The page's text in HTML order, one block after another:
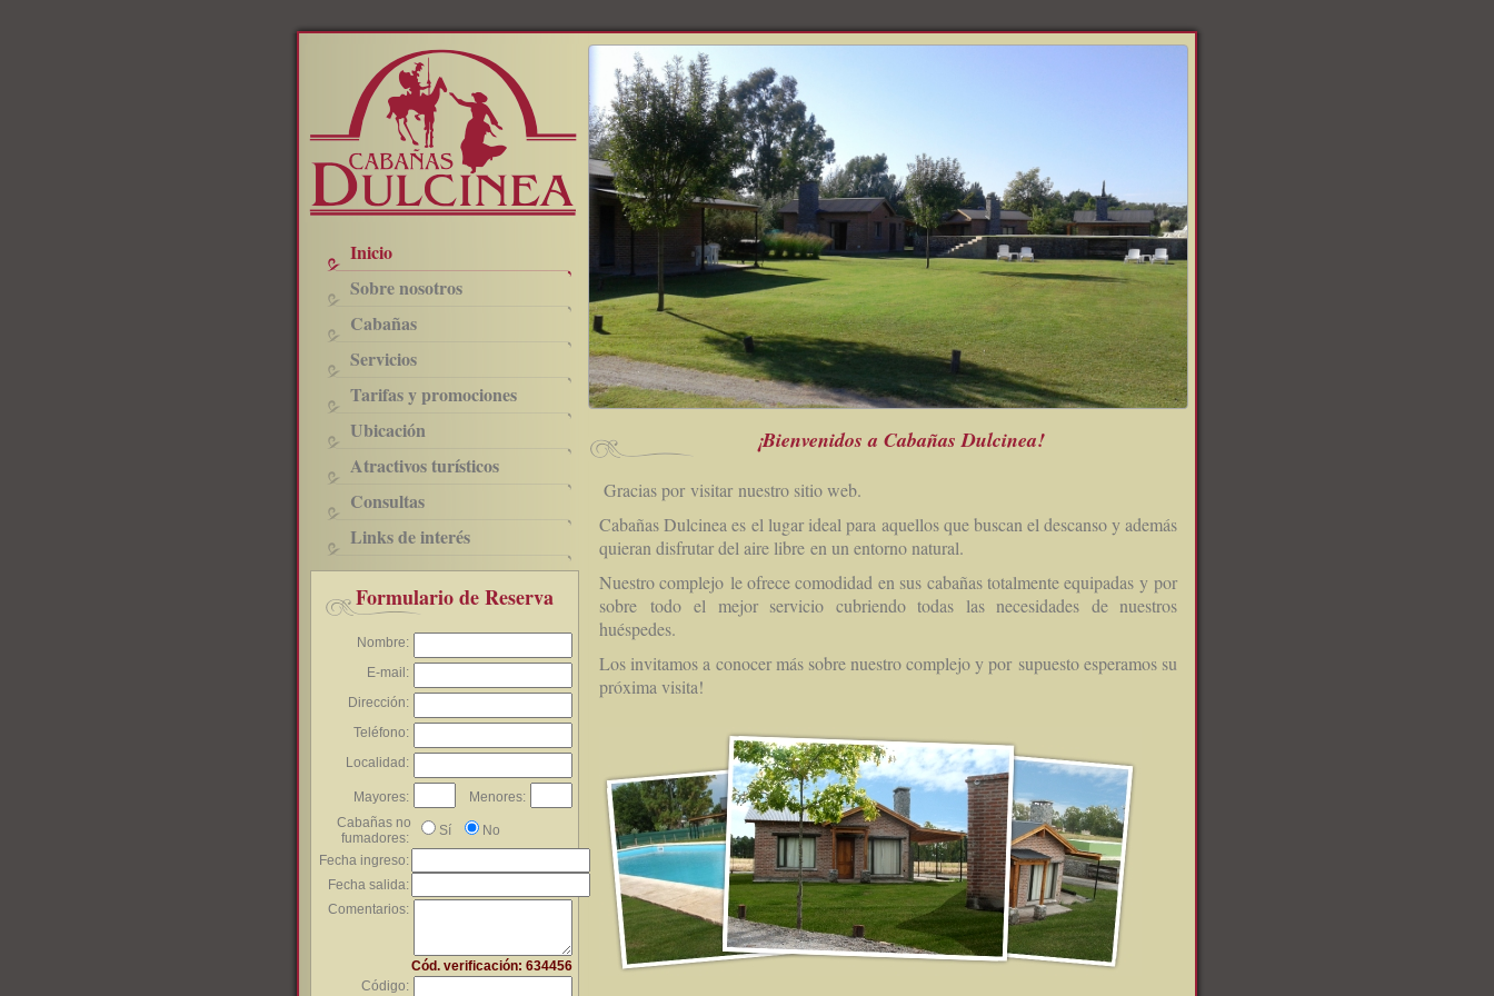
Inicio
Sobre nosotros
Cabañas
Servicios
Tarifas y promociones
Ubicación
Atractivos turísticos
Consultas
Links de interés
Formulario de Reserva
Nombre:
E-mail:
Dirección:
Teléfono:
Localidad:
Mayores:
Menores:
Cabañas no
fumadores:
Sí
No
Fecha ingreso:
Fecha salida:
Comentarios:
Cód. verificación: 634456
Código:
¡Bienvenidos a Cabañas Dulcinea!
Gracias por visitar nuestro sitio web.
Cabañas Dulcinea es el lugar ideal para aquellos que buscan el descanso y además
quieran disfrutar del aire libre en un entorno natural.
Nuestro complejo le ofrece comodidad en sus cabañas totalmente equipadas y por
sobre todo el mejor servicio cubriendo todas las necesidades de nuestros
huéspedes.
Los invitamos a conocer más sobre nuestro complejo y por supuesto esperamos su
próxima visita!